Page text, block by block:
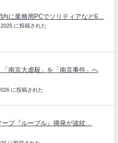
内に業務用PCでソリティアなど6...
に投稿された
「南京大虐殺」を「南京事件」へ
に投稿された
ープ『ルーブル』摘発が波紋…